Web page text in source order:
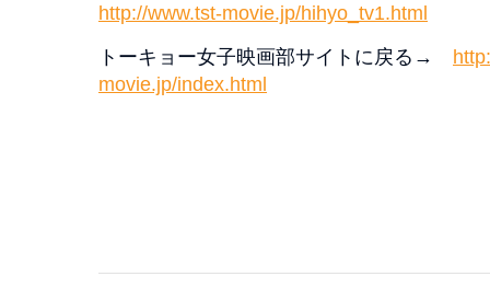
http://www.tst-movie.jp/hihyo_tv1.html
トーキョー女子映画部サイトに戻る→
movie.jp/index.html